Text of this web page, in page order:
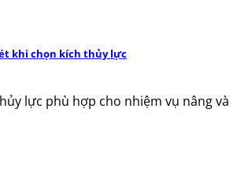
khi chọn kích thủy lực
lực phù hợp cho nhiệm vụ nâng và